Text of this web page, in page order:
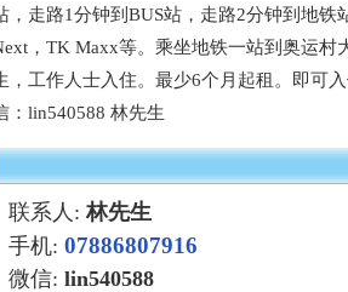
，走路1分钟到BUS站，走路2分钟到地铁
，TK Maxx等。乘坐地铁一站到奥运村
，工作人士入住。最少6个月起租。即可
：lin540588 林先生
联系人:林先生
手机: 07886807916
微信: lin540588